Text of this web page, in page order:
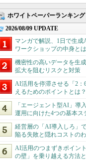
ホワイトペーパーランキング
2026/08/09 UPDATE
マンガで解説、1日で生
ワークショップの中身と
機密性の高いデータを生
拡大を阻むリスクと対策
AI活用を停滞させる「2：
えるためのポイントとは？
「エージェント型AI」導
運用に向けた4つの基本ス
経営層の「AI導入しろ」
陥る失敗と隠れコストの
AI活用のつまずきポイン
の壁」を乗り越える方法